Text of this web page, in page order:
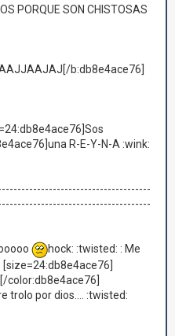
PORQUE SON CHISTOSAS
b:db8e4ace76]
R-E-Y-N-A :wink:
hock: :twisted: : Me
[size=24:db8e4ace76]
color:db8e4ace76]
trolo por dios.... :twisted: